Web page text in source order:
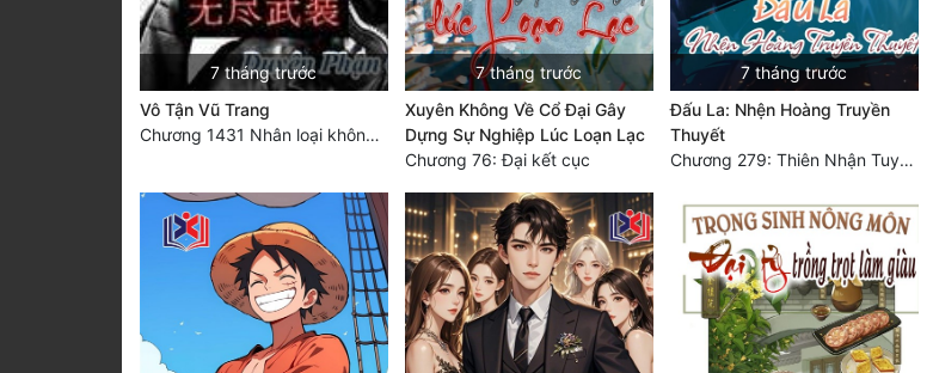
7 tháng trước
Vô Tận Vũ Trang
Chương 1431 Nhân loại không cần Thần! [HẾT]
7 tháng trước
Xuyên Không Về Cổ Đại Gây
Dựng Sự Nghiệp Lúc Loạn Lạc
Chương 76: Đại kết cục
7 tháng trước
Đấu La: Nhện Hoàng Truyền
Thuyết
Chương 279: Thiên Nhận Tuyết thành thần, kết thúc, phi thăng (Đại Kết Cục)